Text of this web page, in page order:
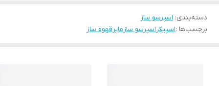
دسته‌بندی: اسپرسو ساز
برچسب‌ها :اسپیکراسپرسو سازمایرقهوه ساز